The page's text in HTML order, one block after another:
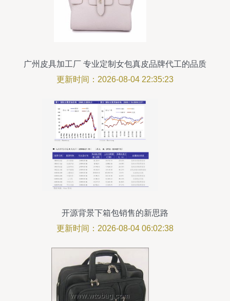
广州皮具加工厂 专业定制女包真皮品牌代工的品质
之选
更新时间：2026-08-04 22:35:23
开源背景下箱包销售的新思路
更新时间：2026-08-04 06:02:38